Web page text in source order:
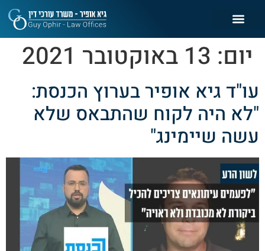
יום: 13 באוקטובר 2021
עו"ד גיא אופיר בערוץ הכנסת:
"לא היה לקוח שהתבאס שלא
עשה שיימינג"